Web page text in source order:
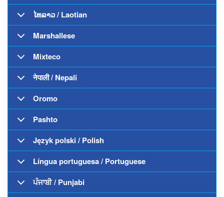
ໄທລາວ / Laotian
Marshallese
Mixteco
नेपाली / Nepali
Oromo
Pashto
Język polski / Polish
Língua portuguesa / Portuguese
ਪੰਜਾਬੀ / Punjabi